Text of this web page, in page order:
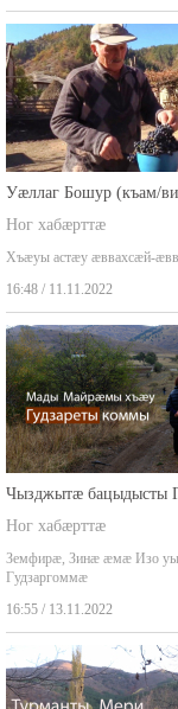
Уæллаг Бошур (къам/
Ног хабæрттæ
Хъæуы астæу æввахсæй-
16:48 / 11.11.2022
Чызджытæ бацыдысты
Ног хабæрттæ
Земфирæ, Зинæ æмæ Изо
Гудзаргоммæ
16:55 / 13.11.2022